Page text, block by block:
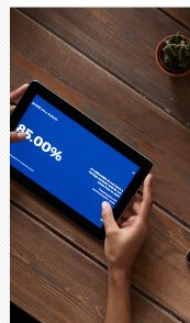
Avia 2は、
× 80°のノ
ードを切
ることな
うにしま
密度なス